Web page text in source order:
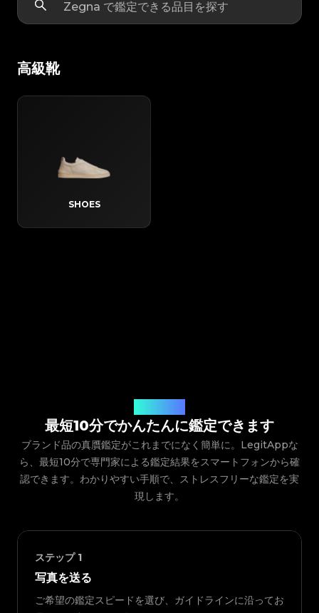
高級靴
SHOES
最短10分でかんたんに鑑定できます
ブランド品の真贋鑑定がこれまでになく簡単に。LegitAppな
ら、最短10分で専門家による鑑定結果をスマートフォンから確
認できます。わかりやすい手順で、ストレスフリーな鑑定を実
現します。
ステップ 1
写真を送る
ご希望の鑑定スピードを選び、ガイドラインに沿ってお